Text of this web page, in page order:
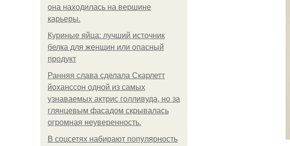
она находилась на вершине
карьеры.
Куриные яйца: лучший источник
белка для женщин или опасный
продукт
Ранняя слава сделала Скарлетт
йоханссон одной из самых
узнаваемых актрис голливуда, но за
глянцевым фасадом скрывалась
огромная неуверенность.
В соцсетях набирают популярность